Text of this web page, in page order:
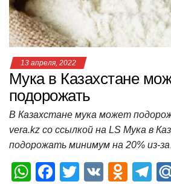
k
ni
ki
13 апреля, 2022
Мука в Казахстане
подорожать
В Казахстане мука может
vera.kz со ссылкой на LS Мука в
подорожать минимум на 20% из-
W F
T
V
O
T